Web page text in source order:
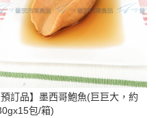
預訂品】墨西哥鮑魚(巨巨大，約
包/箱)